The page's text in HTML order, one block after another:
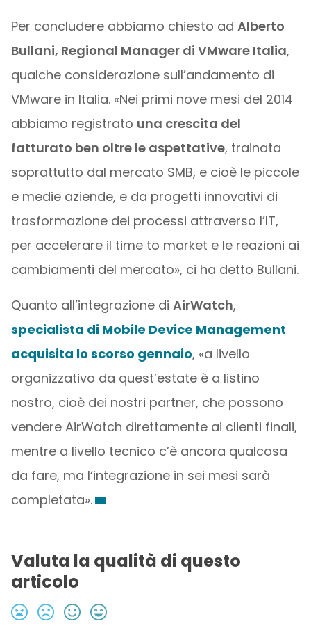
Per concludere abbiamo chiesto ad Alberto
Bullani, Regional Manager di VMware Italia,
qualche considerazione sull’andamento di
VMware in Italia. «Nei primi nove mesi del 2014
abbiamo registrato una crescita del
fatturato ben oltre le aspettative, trainata
soprattutto dal mercato SMB, e cioè le piccole
e medie aziende, e da progetti innovativi di
trasformazione dei processi attraverso l’IT,
per accelerare il time to market e le reazioni ai
cambiamenti del mercato», ci ha detto Bullani.
Quanto all’integrazione di AirWatch,
specialista di Mobile Device Management
acquisita lo scorso gennaio, «a livello
organizzativo da quest’estate è a listino
nostro, cioè dei nostri partner, che possono
vendere AirWatch direttamente ai clienti finali,
mentre a livello tecnico c’è ancora qualcosa
da fare, ma l‘integrazione in sei mesi sarà
completata».
Valuta la qualità di questo
articolo